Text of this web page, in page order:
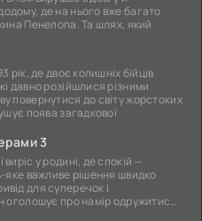
де на нього вже багато
Пенелопа. Та шлях, який
рік, де двоє колишніх бійців
давно розійшлися різними
повернутися до світу жорстоких
поява загадкової
3
у родині, де спокій —
яке важливе рішення швидко
для суперечок і
оголошує про намір одружитися,